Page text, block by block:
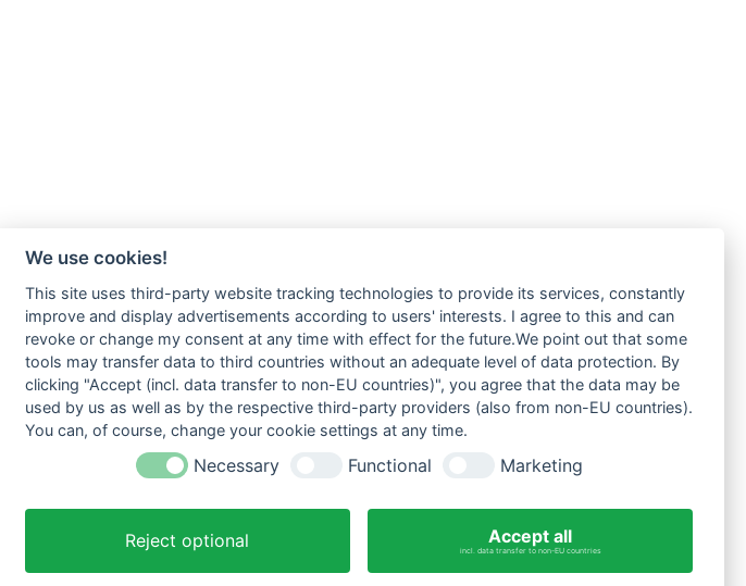
We use cookies!
This site uses third-party website tracking technologies to provide its services, constantly
improve and display advertisements according to users' interests. I agree to this and can
revoke or change my consent at any time with effect for the future.We point out that some
tools may transfer data to third countries without an adequate level of data protection. By
clicking "Accept (incl. data transfer to non-EU countries)", you agree that the data may be
used by us as well as by the respective third-party providers (also from non-EU countries).
You can, of course, change your cookie settings at any time.
Necessary Functional Marketing
Reject optional Accept all
incl. data transfer to non-EU countries
Fragen?
WhatsApp-Nachricht an 0175 3269620